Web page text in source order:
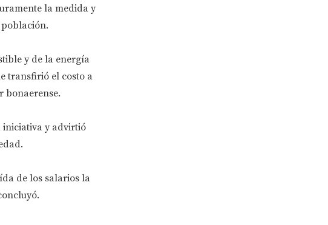
la medida y
y de la energía
transfirió el costo a
bonaerense.
iniciativa y advirtió
de los salarios la